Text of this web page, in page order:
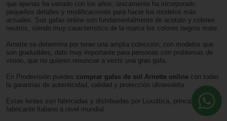
que apenas ha variado con los años, únicamente ha incorporado
pequeños detalles y modificaciones para hacer los modelos más
actuales. Sus gafas online son fundamentalmente de acetato y colores
neutros, siendo muy característico de la marca los colores negros mate.
Arnette se determina por tener una amplia colección, con modelos que
son graduables, dato muy importante para personas con problemas de
visión, que no quieren renunciar a vestir una gran gafa.
En Prodevisión puedes comprar gafas de sol Arnette online con todas
la garantías de autenticidad, calidad y protección ultravioleta.
Estas lentes son fabricadas y distribuidas por Luxottica, principal
fabricante italiano a nivel mundial.